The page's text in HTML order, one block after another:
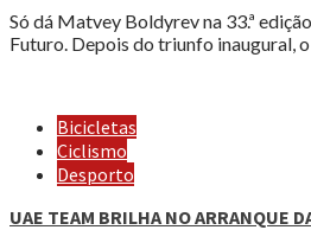
Só dá Matvey Boldyrev na 33.ª
Futuro. Depois do triunfo inaugural,
Bicicletas
Ciclismo
Desporto
UAE TEAM BRILHA NO ARRANQUE